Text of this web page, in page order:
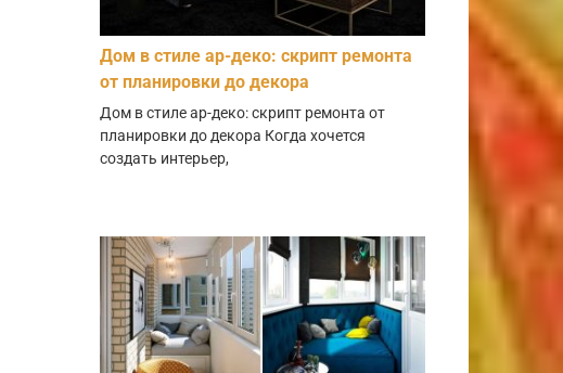
Дом в стиле ар-деко: скрипт ремонта
от планировки до декора
Дом в стиле ар-деко: скрипт ремонта от
планировки до декора Когда хочется
создать интерьер,